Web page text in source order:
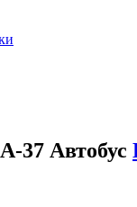
A-37 Автобус